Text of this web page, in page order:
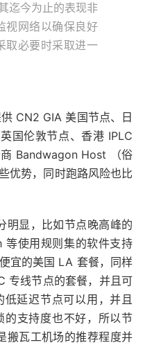
迄今为止的表现非
视网络以确保良好
取必要时采取进一
CN2 GIA 美国节点、日
国伦敦节点、香港 IPLC
Bandwagon Host （俗
优势，同时跑路风险也比
显，比如节点晚高峰的
等使用规则集的软件支持
宜的美国 LA 套餐，同样
专线节点的套餐，并且可
延迟节点可以用，并且
支持度也不好，所以节
搬瓦工机场的推荐程度并